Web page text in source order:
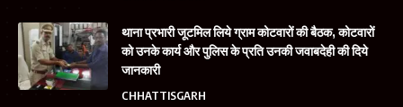
थाना प्रभारी जूटमिल लिये ग्राम कोटवारों की बैठक, कोटवारों
को उनके कार्य और पुलिस के प्रति उनकी जवाबदेही की दिये
जानकारी
CHHATTISGARH